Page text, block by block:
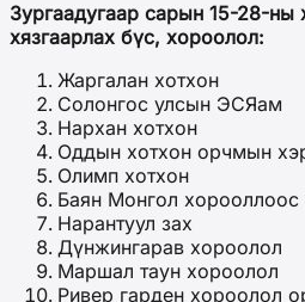
Зургаадугаар сарын 15-28-ны
хязгаарлах бүс, хороолол:
Жаргалан хотхон
Солонгос улсын ЭСЯам
Нархан хотхон
Оддын хотхон орчмын
Олимп хотхон
Баян Монгол
Нарантуул зах
Дүнжингарав хороолол
Маршал таун хороолол
Ривер гарден хороолол